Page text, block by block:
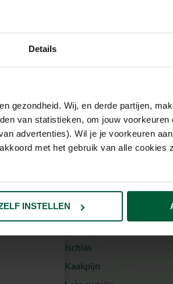
Details
gezondheid. Wij, en derde partijen,
van statistieken, om jouw
advertenties). Wil je je voorkeuren
met het gebruik van alle cookies
INSTELLEN
Pijnklachten
Bekkenpijn
Bovenrug pijn
Discopathie
Hernia
Heupklachten
Ischias
Kaakpijn